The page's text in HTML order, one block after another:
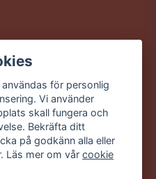
för personlig
Vi använder
skall fungera och
Bekräfta ditt
på godkänn alla eller
Läs mer om vårcookie